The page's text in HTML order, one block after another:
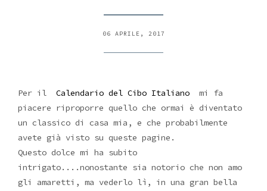
06 APRILE, 2017
Per il Calendario del Cibo Italiano mi fa
piacere riproporre quello che ormai è diventato
un classico di casa mia, e che probabilmente
avete già visto su queste pagine.
Questo dolce mi ha subito
intrigato....nonostante sia notorio che non amo
gli amaretti, ma vederlo lì, in una gran bella